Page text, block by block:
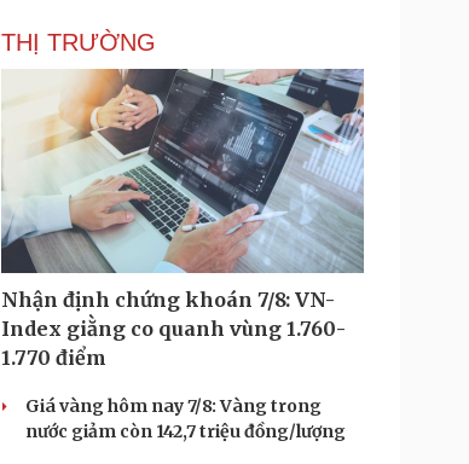
THỊ TRƯỜNG
Nhận định chứng khoán 7/8: VN-
Index giằng co quanh vùng 1.760-
1.770 điểm
Giá vàng hôm nay 7/8: Vàng trong
nước giảm còn 142,7 triệu đồng/lượng